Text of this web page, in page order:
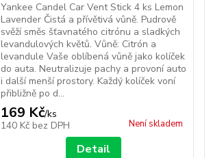
Yankee Candel Car Vent Stick 4 ks Lemon
Lavender Čistá a přívětivá vůně. Pudrově
svěží směs šťavnatého citrónu a sladkých
levandulových květů. Vůně: Citrón a
levandule Vaše oblíbená vůně jako kolíček
do auta. Neutralizuje pachy a provoní auto
i další menší prostory. Každý kolíček voní
přibližně po d...
169 Kč/ks
140 Kč bez DPH Není skladem
Detail